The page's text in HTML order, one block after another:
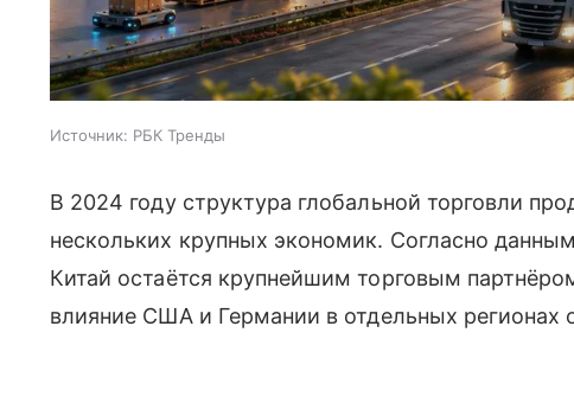
Источник: РБК Тренды
В 2024 году структура глобальной торговли
нескольких крупных экономик. Согласно
Китай остаётся крупнейшим торговым
влияние США и Германии в отдельных регионах